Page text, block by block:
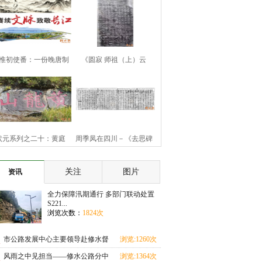
初使番：一份晚唐制
书的历史余响
《圆寂 师祖（上）云
（下）旨祯老大和
元系列之二十：黄庭 周季凤在四川－《去思碑
资讯
关注 图片
全力保障汛期通行 多部门联动处置
S221...
浏览次数： 1824次
市公路发展中心主要领导赴修水督
导汛期地质灾害
浏览:1260次
风雨之中见担当——修水公路分中 浏览:1364次